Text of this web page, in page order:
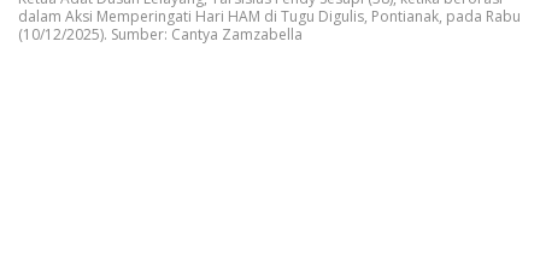
dalam Aksi Memperingati Hari HAM di Tugu Digulis, Pontianak, pada Rabu
(10/12/2025). Sumber: Cantya Zamzabella